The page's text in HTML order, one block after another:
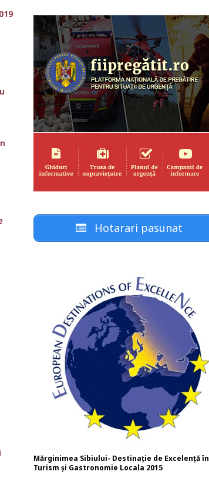
Hotarari pasunat
Mărginimea Sibiului- Destinație de Excelență în
Turism și Gastronomie Locala 2015